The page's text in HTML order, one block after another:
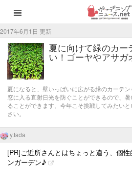
2017年6月1日 更新
夏に向けて緑のカー
い！ゴーヤやアサガ
夏になると、壁いっぱいに広がる緑のカーテン
窓に入る直射日光を防ぐことができるので、
ることができます。今年こそ挑戦してみたい
さい。
y.tada
[PR]ご近所さんとはちょっと違う、個
ンガーデン♪